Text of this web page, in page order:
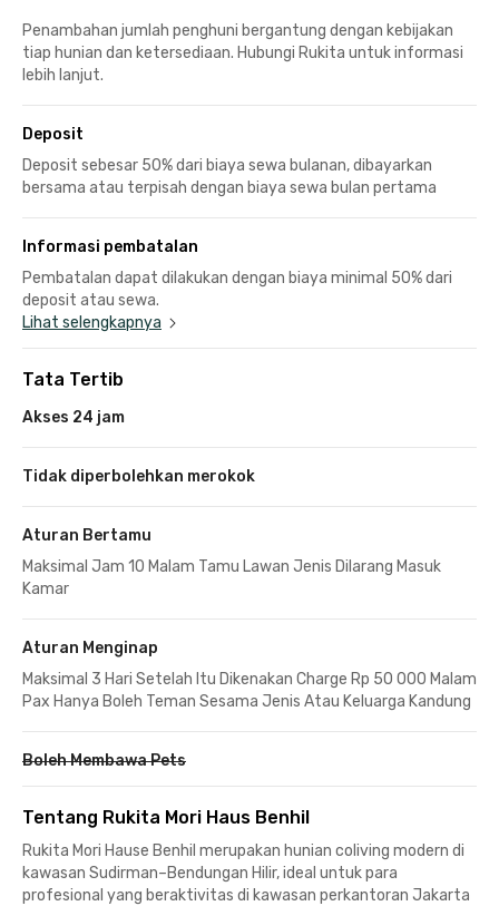
Penambahan jumlah penghuni bergantung dengan kebijakan
tiap hunian dan ketersediaan. Hubungi Rukita untuk informasi
lebih lanjut.
Deposit
Deposit sebesar 50% dari biaya sewa bulanan, dibayarkan
bersama atau terpisah dengan biaya sewa bulan pertama
Informasi pembatalan
Pembatalan dapat dilakukan dengan biaya minimal 50% dari
deposit atau sewa.
Lihat selengkapnya
Tata Tertib
Akses 24 jam
Tidak diperbolehkan merokok
Aturan Bertamu
Maksimal Jam 10 Malam Tamu Lawan Jenis Dilarang Masuk
Kamar
Aturan Menginap
Maksimal 3 Hari Setelah Itu Dikenakan Charge Rp 50 000 Malam
Pax Hanya Boleh Teman Sesama Jenis Atau Keluarga Kandung
Boleh Membawa Pets
Tentang Rukita Mori Haus Benhil
Rukita Mori Hause Benhil merupakan hunian coliving modern di
kawasan Sudirman–Bendungan Hilir, ideal untuk para
profesional yang beraktivitas di kawasan perkantoran Jakarta